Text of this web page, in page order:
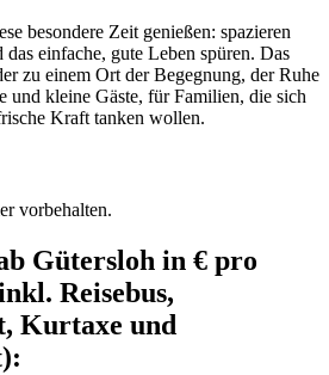
besondere Zeit genießen: spazieren
das einfache, gute Leben spüren. Das
zu einem Ort der Begegnung, der Ruhe
und kleine Gäste, für Familien, die sich
Kraft tanken wollen.
vorbehalten.
Gütersloh in € pro
Reisebus,
Kurtaxe und